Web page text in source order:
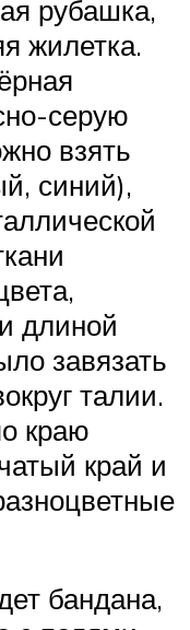
рубашка,
жилетка.
серую
взять
синий),
длиной
завязать
талии.
краю
край и
бандана,